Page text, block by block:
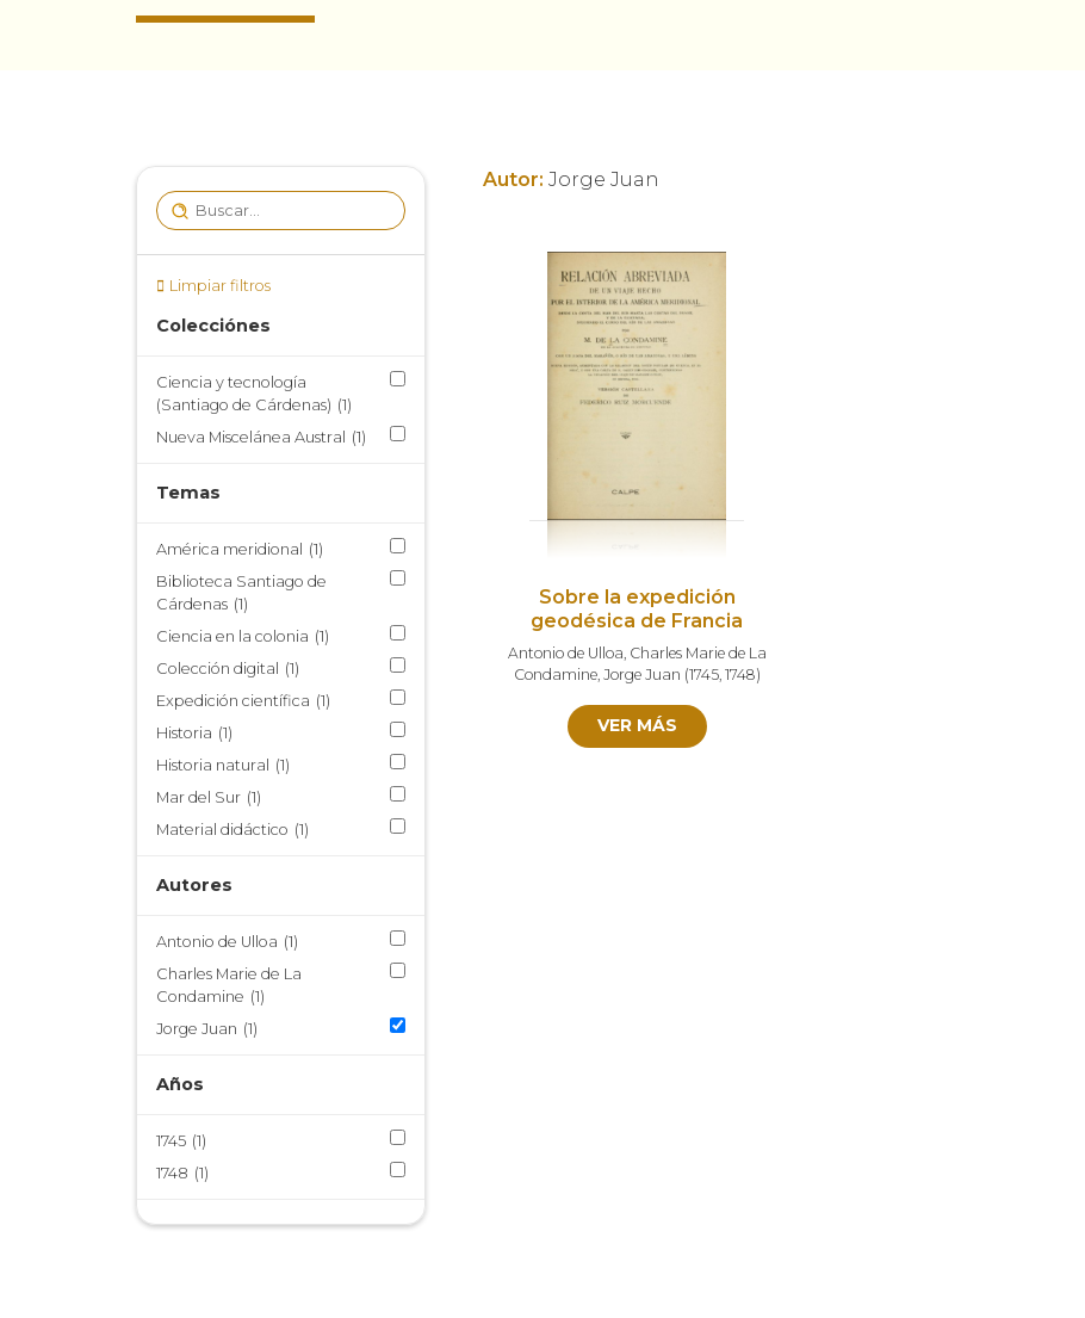
Limpiar filtros
Colecciónes
Ciencia y tecnología
(Santiago de Cárdenas) (1)
Nueva Miscelánea Austral
(1)
Temas
América meridional
(1)
Biblioteca Santiago de
Cárdenas (1)
Ciencia en la colonia (1)
Colección digital
(1)
Expedición científica (1)
Historia (1)
Historia natural
(1)
Mar del Sur (1)
Material didáctico (1)
Autores
Antonio de Ulloa (1)
Charles Marie de La
Condamine (1)
Jorge Juan (1)
Años
1745 (1)
1748 (1)
Autor: Jorge Juan
Sobre la expedición
geodésica de Francia
Antonio de Ulloa, Charles Marie de La
Condamine, Jorge Juan (1745, 1748)
VER MÁS